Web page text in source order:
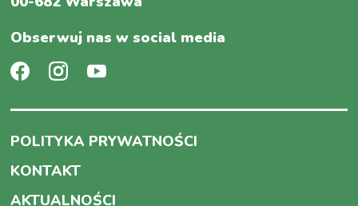
Obserwuj nas w social media
POLITYKA PRYWATNOŚCI
KONTAKT
AKTUALNOŚCI